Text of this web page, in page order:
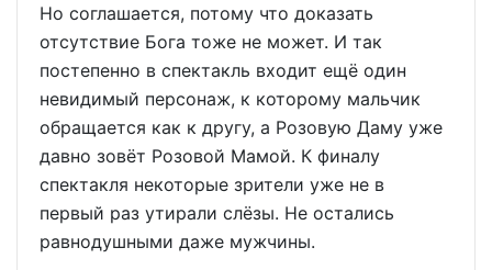
Но соглашается, потому что доказать
отсутствие Бога тоже не может. И так
постепенно в спектакль входит ещё один
невидимый персонаж, к которому мальчик
обращается как к другу, а Розовую Даму уже
давно зовёт Розовой Мамой. К финалу
спектакля некоторые зрители уже не в
первый раз утирали слёзы. Не остались
равнодушными даже мужчины.